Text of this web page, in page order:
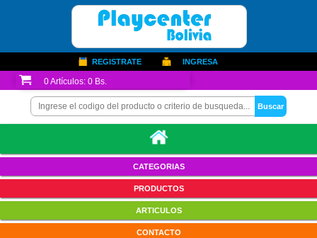
REGISTRATE INGRESA
0Artículos:0 Bs.
CATEGORIAS
PRODUCTOS
ARTICULOS
CONTACTO